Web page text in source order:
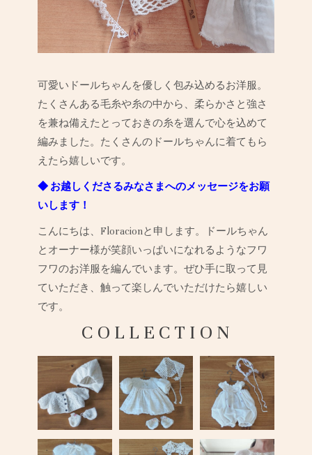
可愛いドールちゃんを優しく包み込めるお洋服。
たくさんある毛糸や糸の中から、柔らかさと強さ
を兼ね備えたとっておきの糸を選んで心を込めて
編みました。たくさんのドールちゃんに着てもら
えたら嬉しいです。
◆ お越しくださるみなさまへのメッセージをお願
いします！
こんにちは、Floracionと申します。ドールちゃん
とオーナー様が笑顔いっぱいになれるようなフワ
フワのお洋服を編んでいます。ぜひ手に取って見
ていただき、触って楽しんでいただけたら嬉しい
です。
C O L L E C T I O N